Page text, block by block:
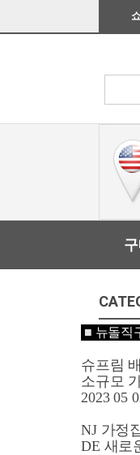
■ 뉴돌직
슈프림
소규모
2023 05
NJ 가정
DE 새로
미국
영국
프랑
독일